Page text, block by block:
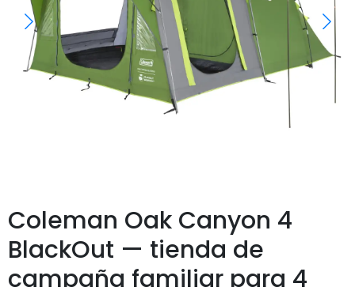
Coleman Oak Canyon 4
BlackOut — tienda de
campaña familiar para 4